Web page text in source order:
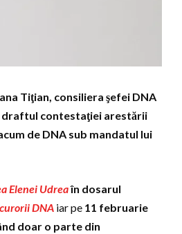
Tiţian, consiliera şefei DNA
draftul contestaţiei arestării
de DNA sub mandatul lui
Elenei Udreaîn dosarul
DNA iar pe 11 februarie
doar o parte din